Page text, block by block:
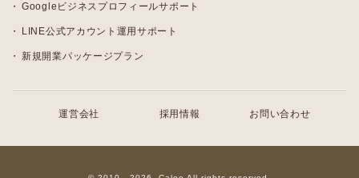
Googleビジネスプロフィールサポート
LINE公式アカウント運用サポート
新規開業パッケージプラン
運営会社 採用情報 お問い合わせ